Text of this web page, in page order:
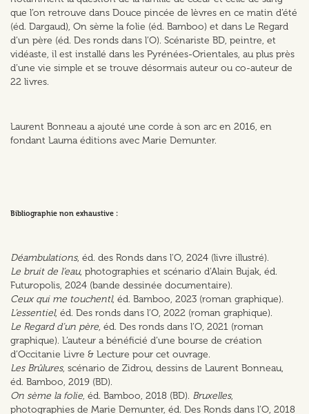
que l’on retrouve dans Douce pincée de lèvres en ce matin d’été
(éd. Dargaud), On sème la folie (éd. Bamboo) et dans Le Regard
d’un père (éd. Des ronds dans l’O). Scénariste BD, peintre, et
vidéaste, il est installé dans les Pyrénées-Orientales, au plus près
d’une vie simple et se trouve désormais auteur ou co-auteur de
22 livres.
Laurent Bonneau a ajouté une corde à son arc en 2016, en
fondant Lauma éditions avec Marie Demunter.
Bibliographie non exhaustive :
Déambulations, éd. des Ronds dans l'O, 2024 (livre illustré).
Le bruit de l’eau, photographies et scénario d’Alain Bujak, éd.
Futuropolis, 2024 (bande dessinée documentaire).
Ceux qui me touchentl, éd. Bamboo, 2023 (roman graphique).
L’essentiel, éd. Des ronds dans l’O, 2022 (roman graphique).
Le Regard d’un père, éd. Des ronds dans l’O, 2021 (roman
graphique). L’auteur a bénéficié d’une bourse de création
d’Occitanie Livre & Lecture pour cet ouvrage.
Les Brûlures, scénario de Zidrou, dessins de Laurent Bonneau,
éd. Bamboo, 2019 (BD).
On sème la folie, éd. Bamboo, 2018 (BD). Bruxelles,
photographies de Marie Demunter, éd. Des Ronds dans l’O, 2018